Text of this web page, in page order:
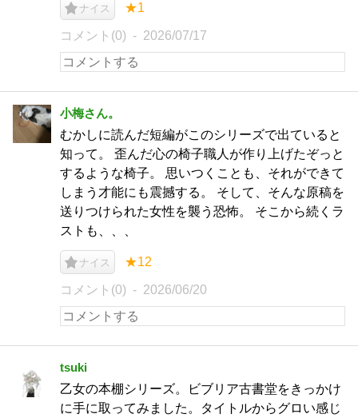
ナイス ★1
コメント(0) 2026/07/17
小梅さん。
むかしに読んだ短編がこのシリーズで出ていると
知って。 歪んだ心の椅子職人が作り上げたぞっと
するような椅子。 思いつくことも、それができて
しまう才能にも震撼する。 そして、そんな原稿を
送りつけられた女性を襲う恐怖。 そこから続くラ
ストも、、、
ナイス ★12
コメント(0) 2026/06/20
tsuki
乙女の本棚シリーズ。ビブリア古書堂をきっかけ
に手に取ってみました。タイトルからグロい感じ